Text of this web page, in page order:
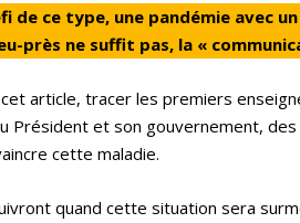
de ce type, une pandémie avec
près ne suffit pas, la «
article, tracer les premiers
Président et son gouvernement,
cette maladie.
quand cette situation sera